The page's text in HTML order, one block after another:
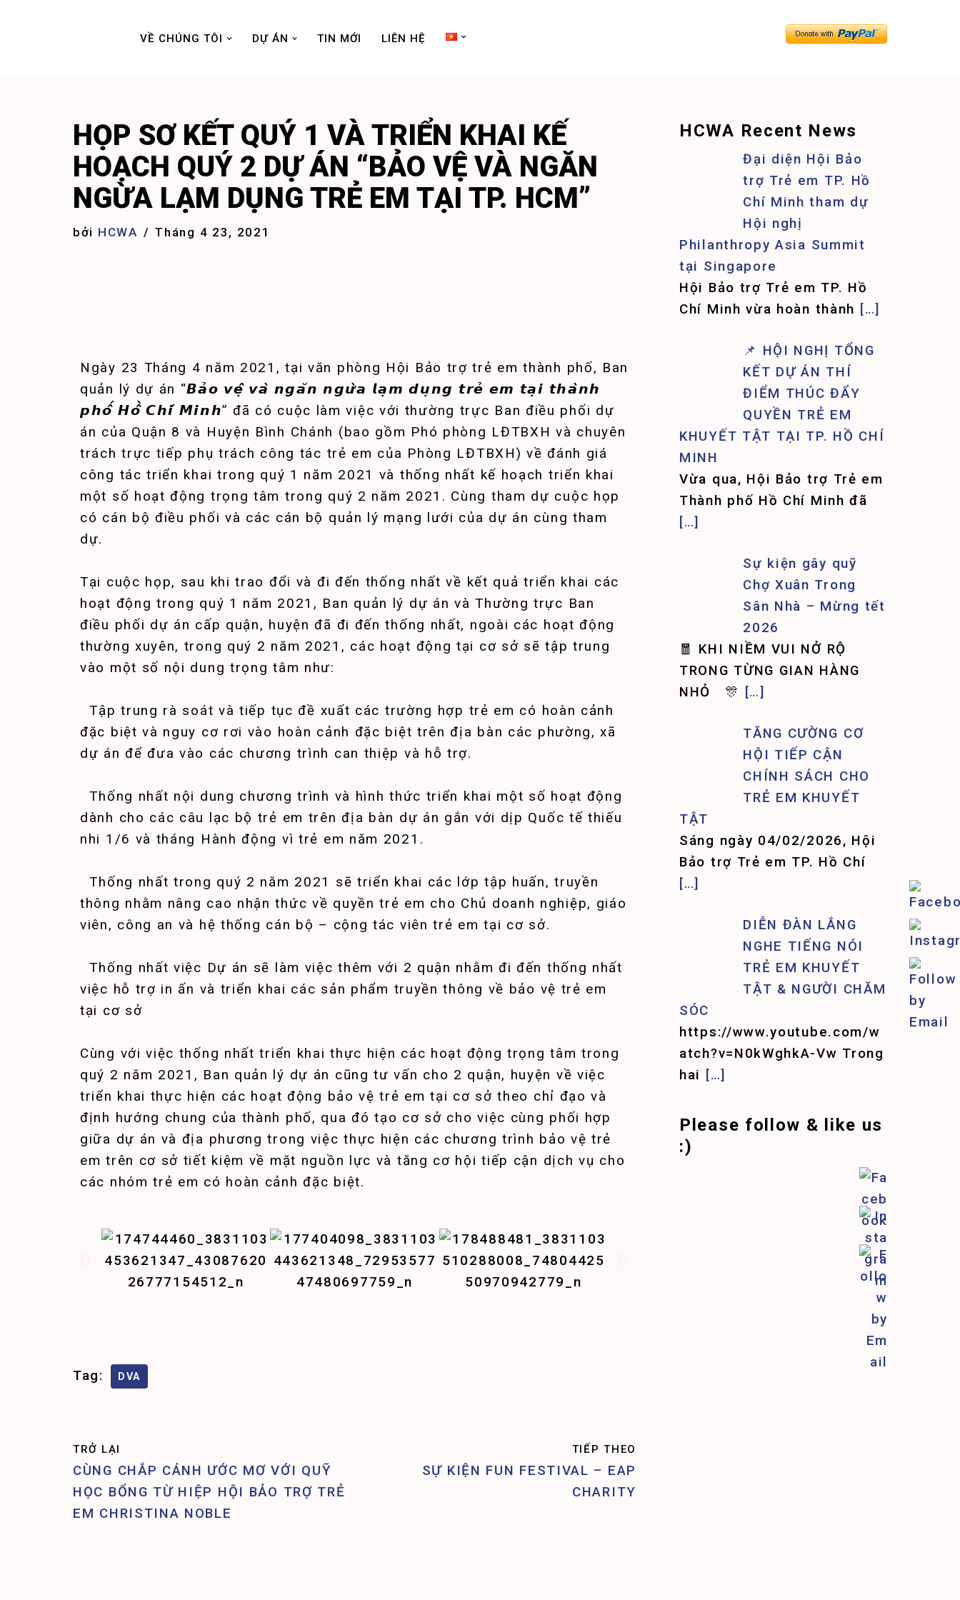
VỀ CHÚNG TÔI DỰ ÁN TIN MỚI LIÊN HỆ
HỌP SƠ KẾT QUÝ 1 VÀ TRIỂN KHAI KẾ
HOẠCH QUÝ 2 DỰ ÁN “BẢO VỆ VÀ NGĂN
NGỪA LẠM DỤNG TRẺ EM TẠI TP. HCM”
bởi HCWA Tháng 4 23, 2021
Ngày 23 Tháng 4 năm 2021, tại văn phòng Hội Bảo trợ trẻ em thành phố, Ban
quản lý dự án “𝘽𝙖̉𝙤 𝙫𝙚̣̂ 𝙫𝙖̀ 𝙣𝙜𝙖̆𝙣 𝙣𝙜𝙪̛̀𝙖 𝙡𝙖̣𝙢 𝙙𝙪̣𝙣𝙜 𝙩𝙧𝙚̉ 𝙚𝙢 𝙩𝙖̣𝙞 𝙩𝙝𝙖̀𝙣𝙝
𝙥𝙝𝙤̂́ 𝙃𝙤̂̀ 𝘾𝙝𝙞́ 𝙈𝙞𝙣𝙝” đã có cuộc làm việc với thường trực Ban điều phối dự
án của Quận 8 và Huyện Bình Chánh (bao gồm Phó phòng LĐTBXH và chuyên
trách trực tiếp phụ trách công tác trẻ em của Phòng LĐTBXH) về đánh giá
công tác triển khai trong quý 1 năm 2021 và thống nhất kế hoạch triển khai
một số hoạt động trọng tâm trong quý 2 năm 2021. Cùng tham dự cuộc họp
có cán bộ điều phối và các cán bộ quản lý mạng lưới của dự án cùng tham
dự.
Tại cuộc họp, sau khi trao đổi và đi đến thống nhất về kết quả triển khai các
hoạt động trong quý 1 năm 2021, Ban quản lý dự án và Thường trực Ban
điều phối dự án cấp quận, huyện đã đi đến thống nhất, ngoài các hoạt động
thường xuyên, trong quý 2 năm 2021, các hoạt động tại cơ sở sẽ tập trung
vào một số nội dung trọng tâm như:
Tập trung rà soát và tiếp tục đề xuất các trường hợp trẻ em có hoàn cảnh
đặc biệt và nguy cơ rơi vào hoàn cảnh đặc biệt trên địa bàn các phường, xã
dự án để đưa vào các chương trình can thiệp và hỗ trợ.
Thống nhất nội dung chương trình và hình thức triển khai một số hoạt động
dành cho các câu lạc bộ trẻ em trên địa bàn dự án gắn với dịp Quốc tế thiếu
nhi 1/6 và tháng Hành động vì trẻ em năm 2021.
Thống nhất trong quý 2 năm 2021 sẽ triển khai các lớp tập huấn, truyền
thông nhằm nâng cao nhận thức về quyền trẻ em cho Chủ doanh nghiệp, giáo
viên, công an và hệ thống cán bộ – cộng tác viên trẻ em tại cơ sở.
Thống nhất việc Dự án sẽ làm việc thêm với 2 quận nhằm đi đến thống nhất
việc hỗ trợ in ấn và triển khai các sản phẩm truyền thông về bảo vệ trẻ em
tại cơ sở
Cùng với việc thống nhất triển khai thực hiện các hoạt động trọng tâm trong
quý 2 năm 2021, Ban quản lý dự án cũng tư vấn cho 2 quận, huyện về việc
triển khai thực hiện các hoạt động bảo vệ trẻ em tại cơ sở theo chỉ đạo và
định hướng chung của thành phố, qua đó tạo cơ sở cho việc cùng phối hợp
giữa dự án và địa phương trong việc thực hiện các chương trình bảo vệ trẻ
em trên cơ sở tiết kiệm về mặt nguồn lực và tăng cơ hội tiếp cận dịch vụ cho
các nhóm trẻ em có hoàn cảnh đặc biệt.
Tag: DVA
TRỞ LẠI
CÙNG CHẮP CÁNH ƯỚC MƠ VỚI QUỸ
HỌC BỔNG TỪ HIỆP HỘI BẢO TRỢ TRẺ
EM CHRISTINA NOBLE
TIẾP THEO
SỰ KIỆN FUN FESTIVAL – EAP
CHARITY
HCWA Recent News
Đại diện Hội Bảo
trợ Trẻ em TP. Hồ
Chí Minh tham dự
Hội nghị
Philanthropy Asia Summit
tại Singapore
Hội Bảo trợ Trẻ em TP. Hồ
Chí Minh vừa hoàn thành […]
📌 HỘI NGHỊ TỔNG
KẾT DỰ ÁN THÍ
ĐIỂM THÚC ĐẨY
QUYỀN TRẺ EM
KHUYẾT TẬT TẠI TP. HỒ CHÍ
MINH
Vừa qua, Hội Bảo trợ Trẻ em
Thành phố Hồ Chí Minh đã
[…]
Sự kiện gây quỹ
Chợ Xuân Trong
Sân Nhà – Mừng tết
2026
🧧 KHI NIỀM VUI NỞ RỘ
TRONG TỪNG GIAN HÀNG
NHỎ 🎊
[…]
TĂNG CƯỜNG CƠ
HỘI TIẾP CẬN
CHÍNH SÁCH CHO
TRẺ EM KHUYẾT
TẬT
Sáng ngày 04/02/2026, Hội
Bảo trợ Trẻ em TP. Hồ Chí
[…]
DIỄN ĐÀN LẮNG
NGHE TIẾNG NÓI
TRẺ EM KHUYẾT
TẬT & NGƯỜI CHĂM
SÓC
https://www.youtube.com/w
atch?v=N0kWghkA-Vw Trong
hai […]
Please follow & like us
:)